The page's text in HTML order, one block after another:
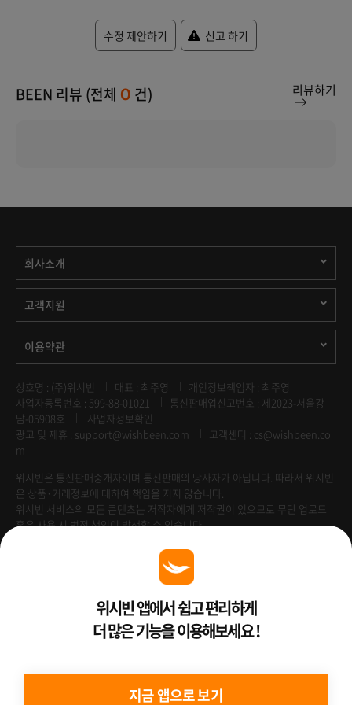
수정 제안하기 신고 하기
BEEN 리뷰 (전체 0 건) 리뷰하기
회사소개
고객지원
이용약관
상호명 : (주)위시빈 대표 : 최주영
개인정보책임자 : 최주영
사업자등록번호 : 599-88-01021
통신판매업신고번호 : 제2023-서울강
남-05908호
사업자정보확인
광고 및 제휴 : support@wishbeen.com
고객센터 : cs@wishbeen.co
m
위시빈은 통신판매중개자이며 통신판매의 당사자가 아닙니다. 따라서 위시빈
은 상품·거래정보에 대하여 책임을 지지 않습니다.
위시빈 서비스의 모든 콘텐츠는 저작자에게 저작권이 있으므로 무단 업로드
혹은 사용 시 법적 책임이 발생할 수 있습니다.
Venture Enterprise위시빈 앱에서 쉽고 편리하게
더 많은 기능을 이용해보세요 !
지금 앱으로 보기